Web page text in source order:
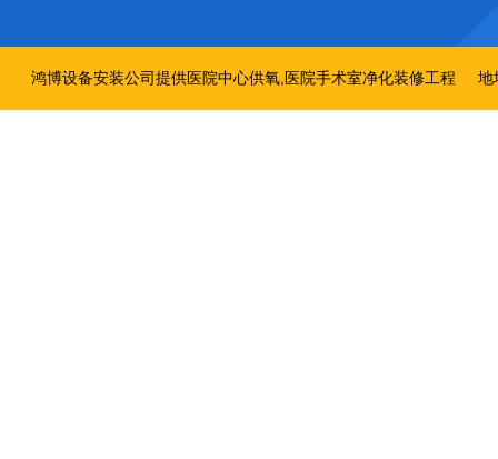
鸿博设备安装公司提供医院中心供氧,医院手术室净化装修工程 地